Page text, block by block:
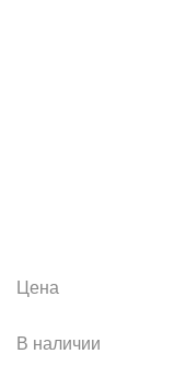
Цена
В наличии